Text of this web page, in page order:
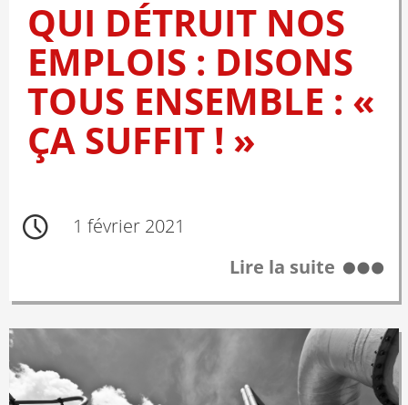
QUI DÉTRUIT NOS
EMPLOIS : DISONS
TOUS ENSEMBLE : «
ÇA SUFFIT ! »
1 février 2021
Lire la suite